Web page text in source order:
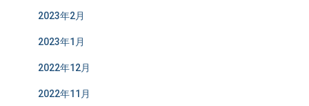
2023年2月
2023年1月
2022年12月
2022年11月